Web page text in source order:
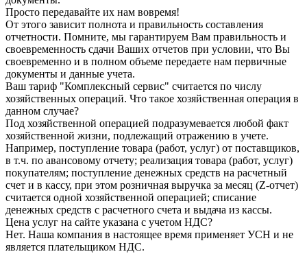
Просто передавайте их нам вовремя!
От этого зависит полнота и правильность составления
отчетности. Помните, мы гарантируем Вам правильность и
своевременность сдачи Ваших отчетов при условии, что Вы
своевременно и в полном объеме передаете нам первичные
документы и данные учета.
Ваш тариф "Комплексный сервис" считается по числу
хозяйственных операций. Что такое хозяйственная операция в
данном случае?
Под хозяйственной операцией подразумевается любой факт
хозяйственной жизни, подлежащий отражению в учете.
Например, поступление товара (работ, услуг) от поставщиков,
в т.ч. по авансовому отчету; реализация товара (работ, услуг)
покупателям; поступление денежных средств на расчетный
счет и в кассу, при этом розничная выручка за месяц (Z-отчет)
считается одной хозяйственной операцией; списание
денежных средств с расчетного счета и выдача из кассы.
Цена услуг на сайте указана с учетом НДС?
Нет. Наша компания в настоящее время применяет УСН и не
является плательщиком НДС.